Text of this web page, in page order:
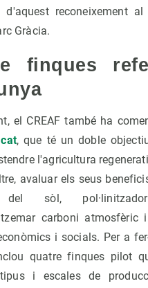
d'aquest reconeixement al
Gràcia.
finques
el CREAF també ha
, que té un doble
l'agricultura
avaluar els seus
sòl,
carboni
i socials. Per a
quatre finques pilot
i escales de